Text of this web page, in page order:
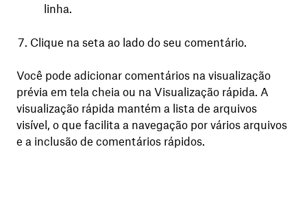
linha.
Clique na seta ao lado do seu comentário.
Você pode adicionar comentários na visualização
prévia em tela cheia ou na Visualização rápida. A
visualização rápida mantém a lista de arquivos
visível, o que facilita a navegação por vários arquivos
e a inclusão de comentários rápidos.